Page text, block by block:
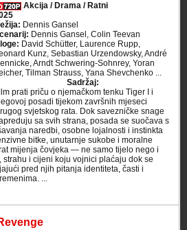
Akcija / Drama / Ratni
Dennis Gansel
Dennis Gansel, Colin Teevan
David Schütter, Laurence Rupp,
Kunz, Sebastian Urzendowsky, André
Arndt Schwering-Sohnrey, Yoran
Tilman Strauss, Yana Shevchenko ...
Sadržaj:
prati priču o njemačkom tenku Tiger I i
posadi tijekom završnih mjeseci
svjetskog rata. Dok savezničke snage
sa svih strana, posada se suočava s
naredbi, osobne lojalnosti i instinkta
bitke, unutarnje sukobe i moralne
mijenja čovjeka — ne samo tijelo nego i
strahu i cijeni koju vojnici plaćaju dok se
pred njih pitanja identiteta, časti i
...